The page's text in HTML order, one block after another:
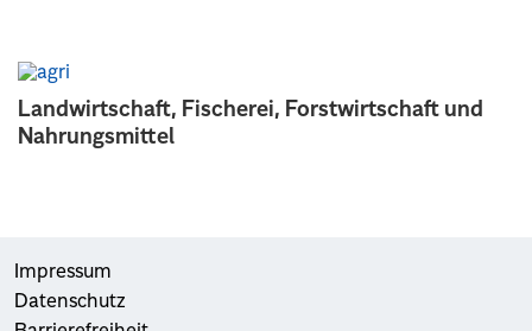
Landwirtschaft, Fischerei, Forstwirtschaft und
Nahrungsmittel
Impressum
Datenschutz